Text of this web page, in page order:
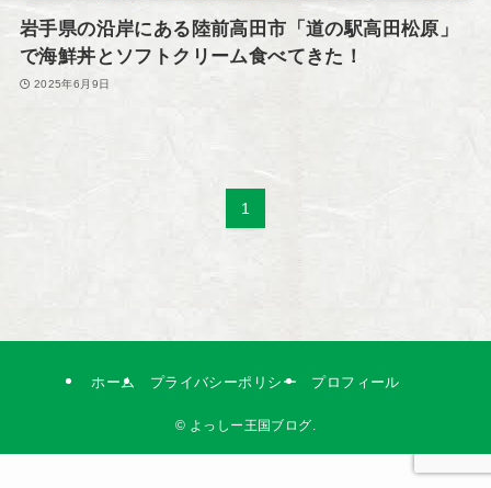
岩手県の沿岸にある陸前高田市「道の駅高田松原」
で海鮮丼とソフトクリーム食べてきた！
2025年6月9日
1
ホーム プライバシーポリシー プロフィール
© よっしー王国ブログ.